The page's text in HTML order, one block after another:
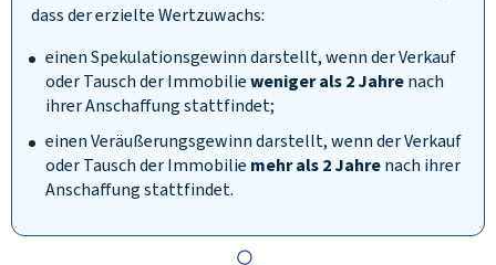
dass der erzielte Wertzuwachs:
einen Spekulationsgewinn darstellt, wenn der Verkauf
oder Tausch der Immobilieweniger als 2 Jahrenach
ihrer Anschaffung stattfindet;
einen Veräußerungsgewinn darstellt, wenn der Verkauf
oder Tausch der Immobilie mehr als 2 Jahrenach ihrer
Anschaffung stattfindet.